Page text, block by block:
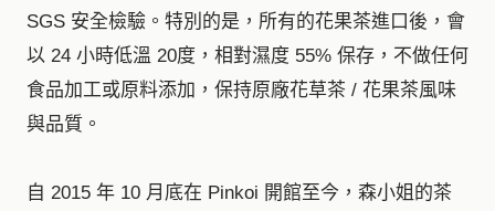
SGS 安全檢驗。特別的是，所有的花果茶進口後，會
以 24 小時低溫 20度，相對濕度 55% 保存，不做任何
食品加工或原料添加，保持原廠花草茶 / 花果茶風味
與品質。
自 2015 年 10 月底在 Pinkoi 開館至今，森小姐的茶